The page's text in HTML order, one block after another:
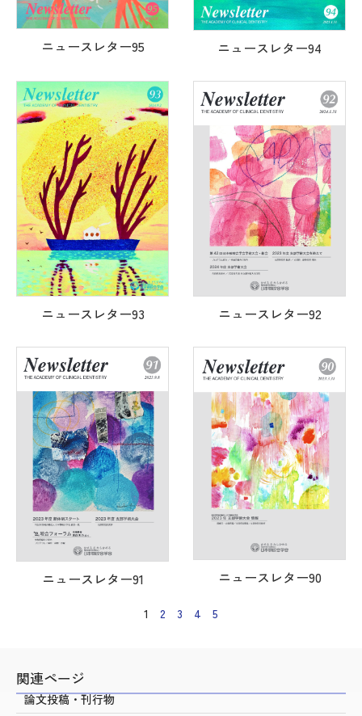
ニュースレター95 ニュースレター94
ニュースレター93 ニュースレター92
ニュースレター91 ニュースレター90
1 2 3 4 5
関連ページ
論文投稿・刊行物